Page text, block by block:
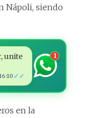
Nápoli, siendo
unite
✓✓
1
en la